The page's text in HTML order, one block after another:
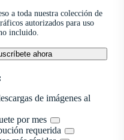
a toda nuestra colección de
autorizados para uso
incluido.
ahora
de imágenes al
por mes
requerida